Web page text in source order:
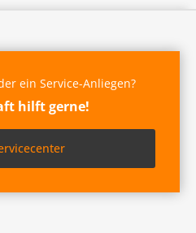
ein Service-Anliegen?
hilft gerne!